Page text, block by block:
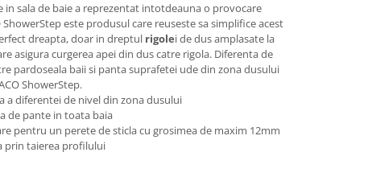
in sala de baie a reprezentat intotdeauna o provocare
este produsul care reuseste sa simplifice acest
dreapta, doar in dreptul rigolei de dus amplasate la
asigura curgerea apei din dus catre rigola. Diferenta de
pardoseala baii si panta suprafetei ude din zona dusului
ShowerStep.
a diferentei de nivel din zona dusului
de pante in toata baia
pentru un perete de sticla cu grosimea de maxim 12mm
prin taierea profilului